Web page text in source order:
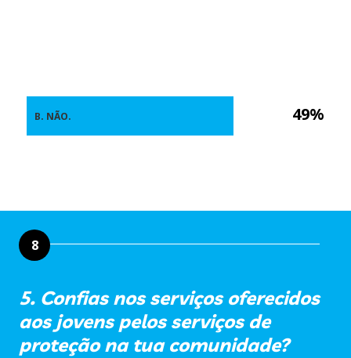
49%
B. NÃO.
8
5. Confias nos serviços oferecidos
aos jovens pelos serviços de
proteção na tua comunidade?